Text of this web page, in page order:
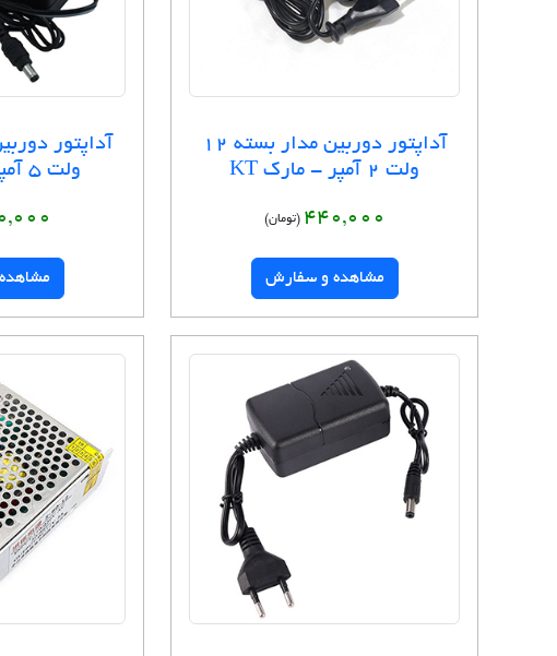
آداپتور دوربین مدار بسته 12
ولت 2 آمپر - مارک KT
440,000 (تومان)
مشاهده و سفارش
ولت 5 آمپر - وارداتی